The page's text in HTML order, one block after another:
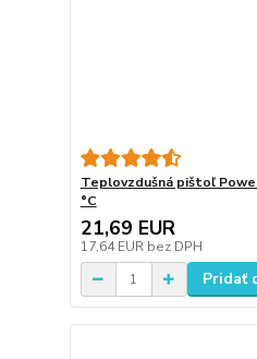
Teplovzdušná pištoľ
°C
21,69 EUR
17,64 EUR bez DPH
Pridať